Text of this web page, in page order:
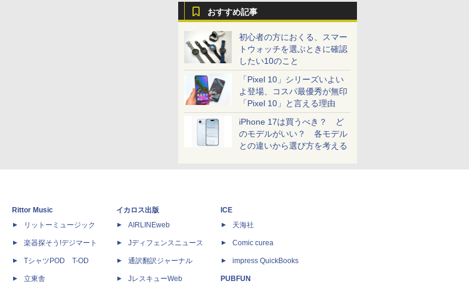
おすすめ記事
初心者の方におくる、スマー
トウォッチを選ぶときに確認
したい10のこと
「Pixel 10」シリーズいよい
よ登場、コスパ最優秀が無印
「Pixel 10」と言える理由
iPhone 17は買うべき？ ど
のモデルがいい？ 各モデル
との違いから選び方を考える
Rittor Music
リットーミュージック
楽器探そう!デジマート
TシャツPOD T-OD
立東舎
イカロス出版
AIRLINEweb
Jディフェンスニュース
通訳翻訳ジャーナル
JレスキューWeb
ICE
天海社
Comic curea
impress QuickBooks
PUBFUN